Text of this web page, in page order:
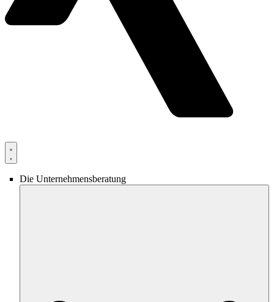
Die Unternehmensberatung